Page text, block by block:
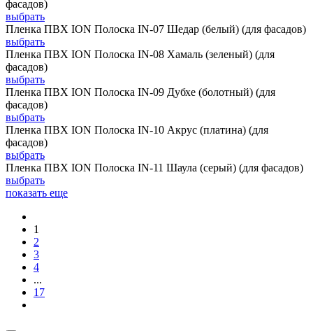
фасадов)
выбрать
Пленка ПВХ ION Полоска IN-07 Шедар (белый) (для фасадов)
выбрать
Пленка ПВХ ION Полоска IN-08 Хамаль (зеленый) (для
фасадов)
выбрать
Пленка ПВХ ION Полоска IN-09 Дубхе (болотный) (для
фасадов)
выбрать
Пленка ПВХ ION Полоска IN-10 Акрус (платина) (для
фасадов)
выбрать
Пленка ПВХ ION Полоска IN-11 Шаула (серый) (для фасадов)
выбрать
показать еще
1
2
3
4
...
17